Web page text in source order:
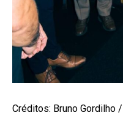
Créditos: Bruno Gordilho